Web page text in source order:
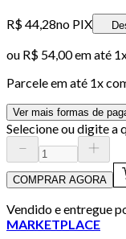
R$ 44,28no PIX
ou R$ 54,00em até
Parcele em até 1x
Ver mais formas de
Selecione ou digite a
COMPRAR AGORA
Vendido e entregue
MARKETPLACE